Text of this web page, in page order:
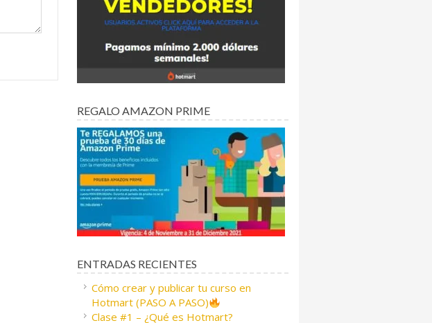
REGALO AMAZON PRIME
ENTRADAS RECIENTES
Cómo crear y publicar tu curso en
Hotmart (PASO A PASO)
Clase #1 – ¿Qué es Hotmart?